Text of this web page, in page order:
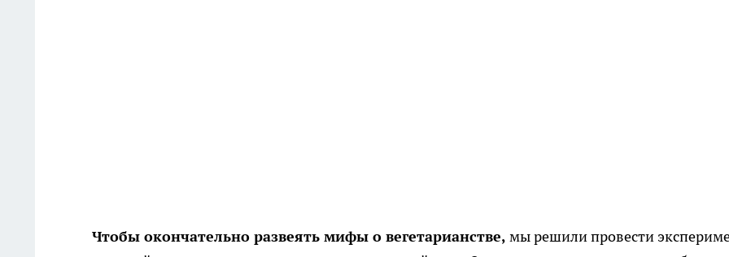
Чтобы окончательно развеять мифы о вегетарианстве, мы решили провести